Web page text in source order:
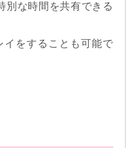
別な時間を共有できる
イをすることも可能で